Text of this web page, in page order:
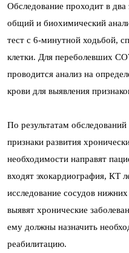
Обследование проходит в
общий и биохимический
тест с 6-минутной ходьбой,
клетки. Для переболевших
проводится анализ на
крови для выявления
По результатам
признаки развития
необходимости направят
входят эхокардиография, КТ
исследование сосудов
выявят хронические
ему должны назначить
реабилитацию.